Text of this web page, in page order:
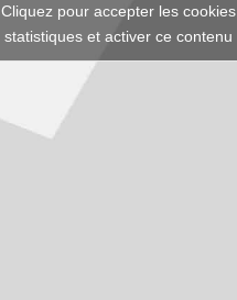
Cliquez pour accepter les cookies
statistiques et activer ce contenu